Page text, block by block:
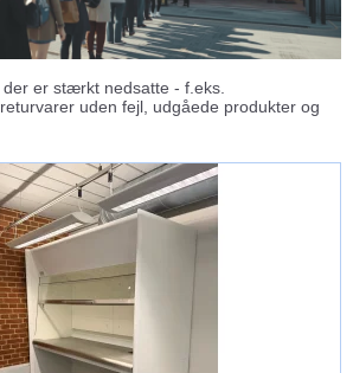
er stærkt nedsatte - f.eks.
uden fejl, udgåede produkter og